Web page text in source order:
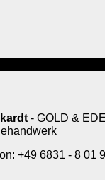
- GOLD &
+49 6831 - 8 01